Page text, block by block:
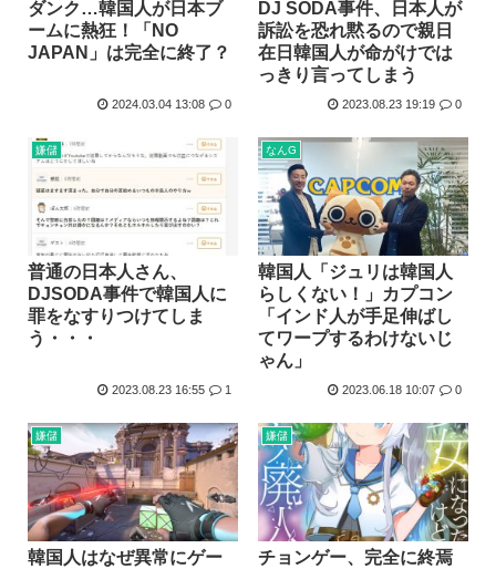
ダンク…韓国人が日本ブ
ームに熱狂！「NO
JAPAN」は完全に終了？
2024.03.04 13:08 0
DJ SODA事件、日本人が
訴訟を恐れ黙るので親日
在日韓国人が命がけでは
っきり言ってしまう
2023.08.23 19:19 0
嫌儲
普通の日本人さん、
DJSODA事件で韓国人に
罪をなすりつけてしま
う・・・
2023.08.23 16:55 1
なんG
韓国人「ジュリは韓国人
らしくない！」カプコン
「インド人が手足伸ばし
てワープするわけないじ
ゃん」
2023.06.18 10:07 0
嫌儲
韓国人はなぜ異常にゲー
嫌儲
チョンゲー、完全に終焉